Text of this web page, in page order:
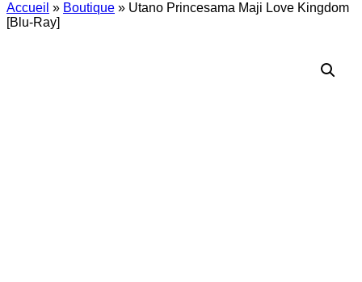
Accueil » Boutique » Utano Princesama Maji Love Kingdom
[Blu-Ray]